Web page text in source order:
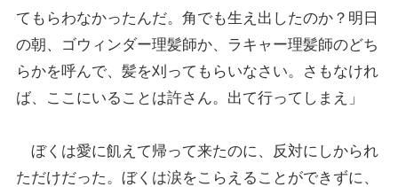
てもらわなかったんだ。角でも生え出したのか？明日
の朝、ゴウィンダー理髪師か、ラキャー理髪師のどち
らかを呼んで、髪を刈ってもらいなさい。さもなけれ
ば、ここにいることは許さん。出て行ってしまえ」
ぼくは愛に飢えて帰って来たのに、反対にしかられ
ただけだった。ぼくは涙をこらえることができずに、